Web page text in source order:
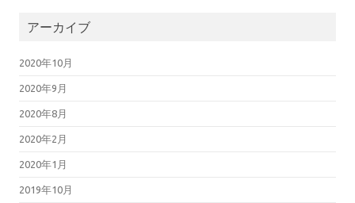
アーカイブ
2020年10月
2020年9月
2020年8月
2020年2月
2020年1月
2019年10月